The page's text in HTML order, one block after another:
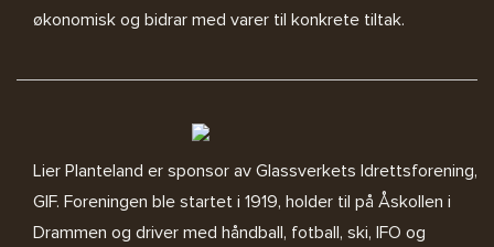
økonomisk og bidrar med varer til konkrete tiltak.
Lier Planteland er sponsor av Glassverkets Idrettsforening,
GIF. Foreningen ble startet i 1919, holder til på Åskollen i
Drammen og driver med håndball, fotball, ski, IFO og